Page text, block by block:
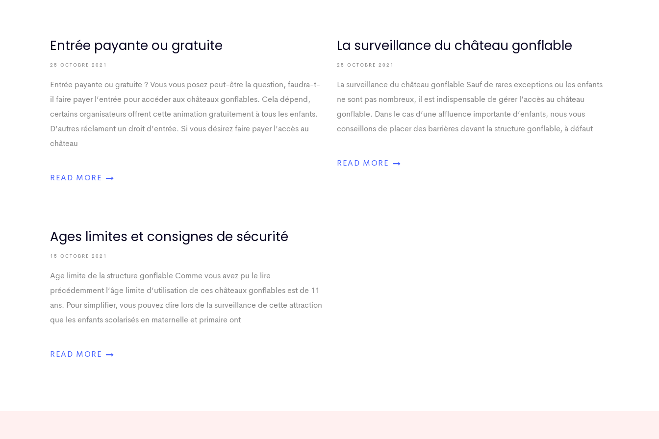
Entrée payante ou gratuite
25 OCTOBRE 2021
Entrée payante ou gratuite ? Vous vous posez peut-être la question, faudra-t-
il faire payer l’entrée pour accéder aux châteaux gonflables. Cela dépend,
certains organisateurs offrent cette animation gratuitement à tous les enfants.
D’autres réclament un droit d’entrée. Si vous désirez faire payer l’accès au
château
READ MORE
La surveillance du château gonflable
25 OCTOBRE 2021
La surveillance du château gonflable Sauf de rares exceptions ou les enfants
ne sont pas nombreux, il est indispensable de gérer l’accès au château
gonflable. Dans le cas d’une affluence importante d’enfants, nous vous
conseillons de placer des barrières devant la structure gonflable, à défaut
READ MORE
Ages limites et consignes de sécurité
15 OCTOBRE 2021
Age limite de la structure gonflable Comme vous avez pu le lire
précédemment l’âge limite d’utilisation de ces châteaux gonflables est de 11
ans. Pour simplifier, vous pouvez dire lors de la surveillance de cette attraction
que les enfants scolarisés en maternelle et primaire ont
READ MORE